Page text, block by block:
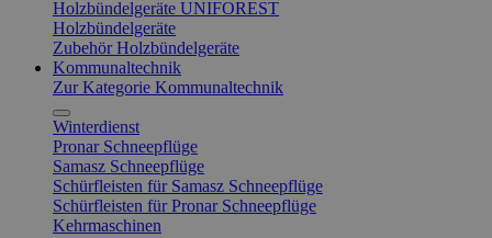
Holzbündelgeräte UNIFOREST
Holzbündelgeräte
Zubehör Holzbündelgeräte
Kommunaltechnik
Zur Kategorie Kommunaltechnik
Winterdienst
Pronar Schneepflüge
Samasz Schneepflüge
Schürfleisten für Samasz Schneepflüge
Schürfleisten für Pronar Schneepflüge
Kehrmaschinen